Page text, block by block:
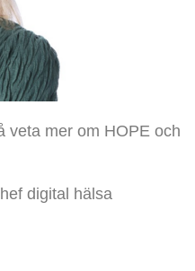
veta mer om HOPE och
digital hälsa